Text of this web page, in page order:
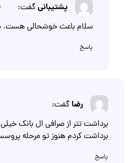
پشتیبانیگفت:
سلام باعث خوشحالی هست.
پاسخ
رضا گفت:
برداشت تتر از صرافی ال بانک خیلی
برداشت کردم هنوز تو مرحله
پاسخ